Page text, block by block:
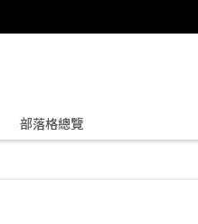
部落格總覽